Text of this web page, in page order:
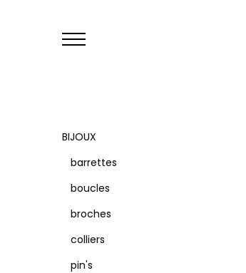
Primary
BIJOUX
barrettes
boucles
broches
colliers
pin's